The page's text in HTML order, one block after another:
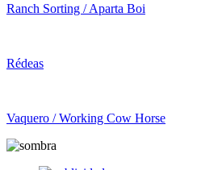
Ranch Sorting / Aparta Boi
Rédeas
Vaquero / Working Cow Horse